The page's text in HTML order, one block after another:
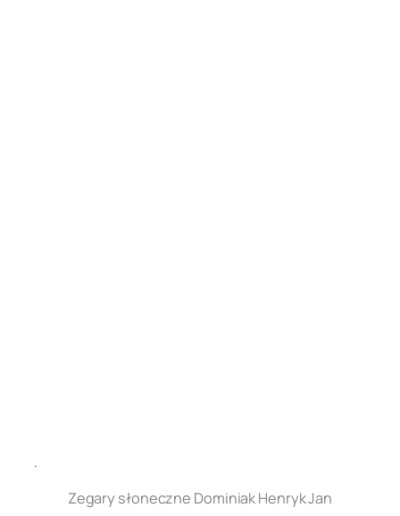
.
Zegary słoneczne Dominiak Henryk Jan